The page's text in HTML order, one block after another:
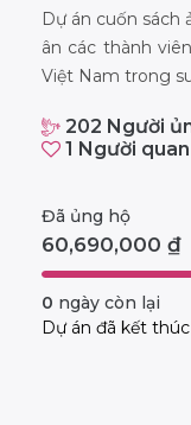
Dự án cuốn sách
ân các thành
Việt Nam trong
202 Người
1 Người
60,690,000 ₫
Đã ủng hộ
0 ngày còn lại
Dự án đã kết thúc